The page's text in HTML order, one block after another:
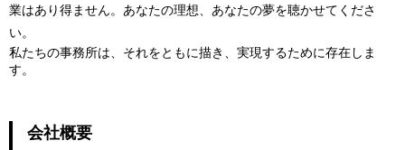
業はあり得ません。あなたの理想、あなたの夢を聴かせてくださ
い。
私たちの事務所は、それをともに描き、実現するために存在しま
す。
会社概要